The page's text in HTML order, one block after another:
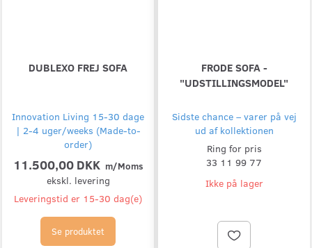
DUBLEXO FREJ SOFA
Innovation Living 15-30 dage
| 2-4 uger/weeks (Made-to-
order)
11.500,00 DKK m/Moms
ekskl. levering
Leveringstid er 15-30 dag(e)
Se produktet
FRODE SOFA -
"UDSTILLINGSMODEL"
Sidste chance – varer på vej
ud af kollektionen
Ring for pris
33 11 99 77
Ikke på lager